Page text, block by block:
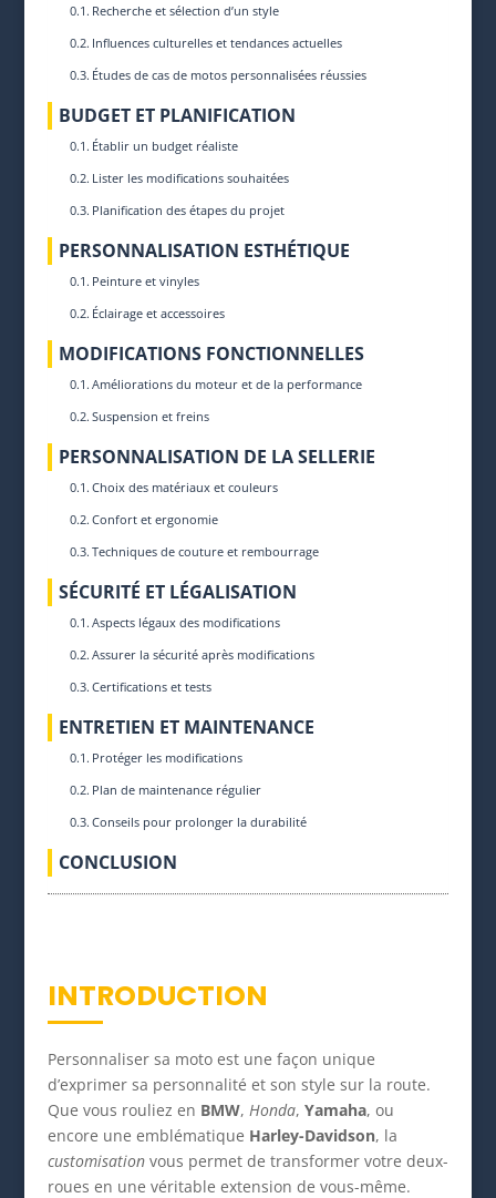
Recherche et sélection d’un style
Influences culturelles et tendances actuelles
Études de cas de motos personnalisées réussies
BUDGET ET PLANIFICATION
Établir un budget réaliste
Lister les modifications souhaitées
Planification des étapes du projet
PERSONNALISATION ESTHÉTIQUE
Peinture et vinyles
Éclairage et accessoires
MODIFICATIONS FONCTIONNELLES
Améliorations du moteur et de la performance
Suspension et freins
PERSONNALISATION DE LA SELLERIE
Choix des matériaux et couleurs
Confort et ergonomie
Techniques de couture et rembourrage
SÉCURITÉ ET LÉGALISATION
Aspects légaux des modifications
Assurer la sécurité après modifications
Certifications et tests
ENTRETIEN ET MAINTENANCE
Protéger les modifications
Plan de maintenance régulier
Conseils pour prolonger la durabilité
CONCLUSION
INTRODUCTION
Personnaliser sa moto est une façon unique
d’exprimer sa personnalité et son style sur la route.
Que vous rouliez en BMW, Honda, Yamaha, ou
encore une emblématique Harley-Davidson, la
customisationvous permet de transformer votre deux-
roues en une véritable extension de vous-même.